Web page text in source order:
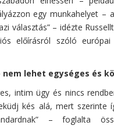
egy munkahelyet –
választás” – idézte
előírásról szóló
lehet egységes és
intim ügy és nincs
kés alá, mert szerinte
– foglalta